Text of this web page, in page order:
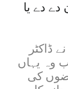
دے دے یا
ڈاکٹر
وہ یہاں
کی